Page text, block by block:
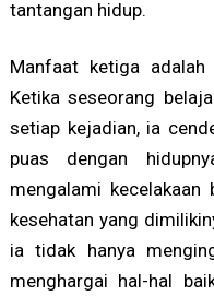
tantangan hidup.
Manfaat ketiga adalah
Ketika seseorang
setiap kejadian, ia
puas dengan
mengalami
kesehatan yang
ia tidak hanya
menghargai hal-hal